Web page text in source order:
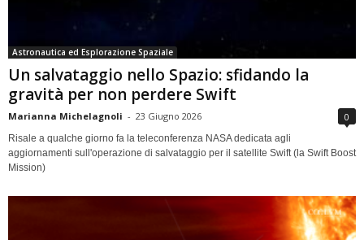
Astronautica ed Esplorazione Spaziale
Un salvataggio nello Spazio: sfidando la
gravità per non perdere Swift
Marianna Michelagnoli - 23 Giugno 2026 0
Risale a qualche giorno fa la teleconferenza NASA dedicata agli
aggiornamenti sull'operazione di salvataggio per il satellite Swift (la Swift Boost
Mission)